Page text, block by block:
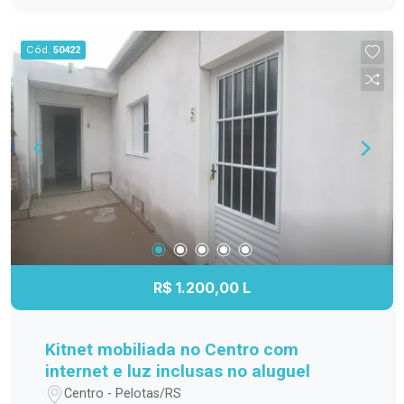
aproveitamento do espaço; Banheiro completo;
Apartamento localizado no 3º andar,
proporcionando mais privacidade, boa ventilação
e excelente iluminação natural. Localização
Localizado na Avenida Duque de Caxias, o
Residencial Estrela Gaúcha oferece fácil acesso
aos principais pontos da cidade. O imóvel está
próximo a supermercados, escolas, farmácias,
transporte público e diversos comércios e
serviços, trazendo mais praticidade para o dia a
de conhecer este apartamento. Entre em contato
e agende sua visita para descobrir tudo o que
Cód. 50422
R$ 1.200,00 L
Kitnet mobiliada no Centro com
internet e luz inclusas no aluguel
Centro - Pelotas/RS